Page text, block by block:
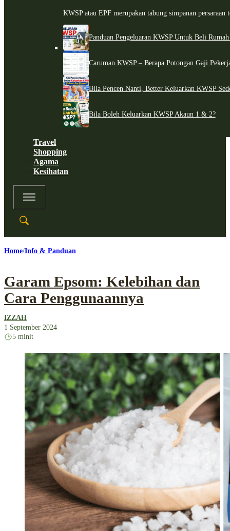
KWSP atau EPF merupakan tabung simpanan persaraan
Panduan Pengeluaran KWSP Untuk Beli
Caruman KWSP – Berapa Potongan Gaji
Bila Pencen Nanti, Better Keluarkan KWSP
Bila Boleh Keluarkan KWSP Akaun 1 & 2?
Travel
Shopping
Agama
Kesihatan
Home Info & Panduan
Garam Epsom: Kelebihan dan
Cara Penggunaannya
IZZAH
1 September 2024
5 minit